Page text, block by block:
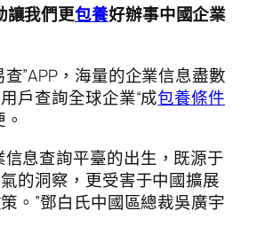
讓我們更包養好辦事中國企業
查”APP，海量的企業信息盡數
戶查詢全球企業“成包養條件
信息查詢平臺的出生，既源于
的洞察，更受害于中國擴展
。”鄧白氏中國區總裁吳廣宇